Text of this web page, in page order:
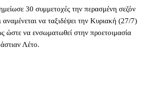
30 συμμετοχές την περασμένη σεζόν
να ταξιδέψει την Κυριακή (27/7)
ώστε να ενσωματωθεί στην προετοιμασία
Λέτο.